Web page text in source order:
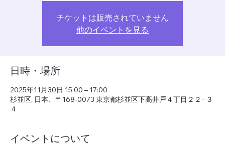
チケットは販売されていません
他のイベントを見る
日時・場所
2025年11月30日 15:00 – 17:00
杉並区, 日本、〒168-0073 東京都杉並区下高井戸４丁目２２−３
４
イベントについて